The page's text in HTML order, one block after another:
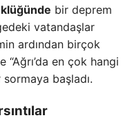
bir deprem
vatandaşlar
ardından birçok
“Ağrı’da en çok hangi
başladı.